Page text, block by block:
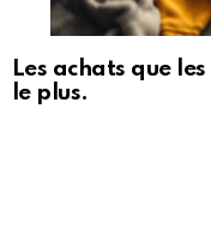
Les achats que
le plus.